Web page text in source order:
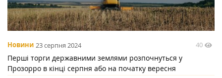
Новини 23 серпня 2024 40
Перші торги державними землями розпочнуться у
Прозорро в кінці серпня або на початку вересня